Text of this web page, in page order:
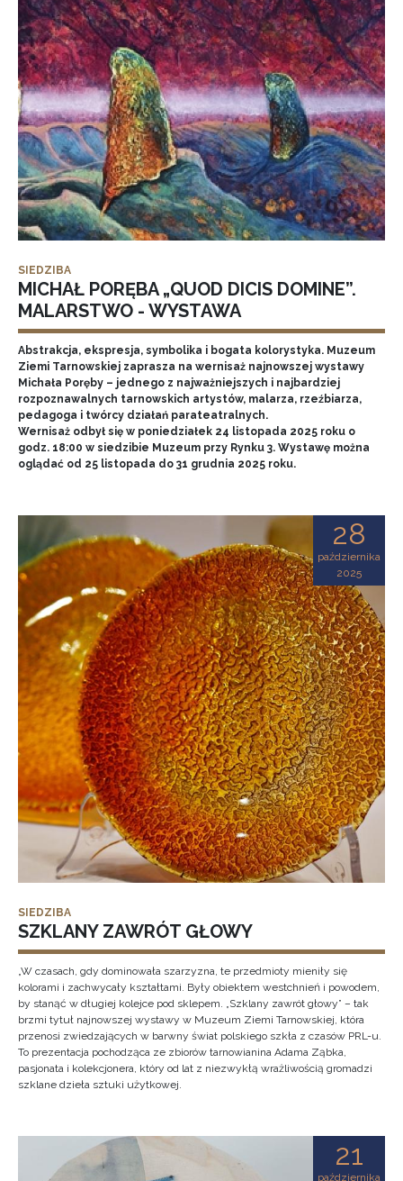
SIEDZIBA
MICHAŁ PORĘBA „QUOD DICIS DOMINE”.
MALARSTWO - WYSTAWA
Abstrakcja, ekspresja, symbolika i bogata kolorystyka. Muzeum
Ziemi Tarnowskiej zaprasza na wernisaż najnowszej wystawy
Michała Poręby – jednego z najważniejszych i najbardziej
rozpoznawalnych tarnowskich artystów, malarza, rzeźbiarza,
pedagoga i twórcy działań parateatralnych.
Wernisaż odbył się w poniedziałek 24 listopada 2025 roku o
godz. 18:00 w siedzibie Muzeum przy Rynku 3. Wystawę można
oglądać od 25 listopada do 31 grudnia 2025 roku.
28
października
2025
SIEDZIBA
SZKLANY ZAWRÓT GŁOWY
„W czasach, gdy dominowała szarzyzna, te przedmioty mieniły się
kolorami i zachwycały kształtami. Były obiektem westchnień i powodem,
by stanąć w długiej kolejce pod sklepem. „Szklany zawrót głowy” – tak
brzmi tytuł najnowszej wystawy w Muzeum Ziemi Tarnowskiej, która
przenosi zwiedzających w barwny świat polskiego szkła z czasów PRL-u.
To prezentacja pochodząca ze zbiorów tarnowianina Adama Ząbka,
pasjonata i kolekcjonera, który od lat z niezwykłą wrażliwością gromadzi
szklane dzieła sztuki użytkowej.
21
października